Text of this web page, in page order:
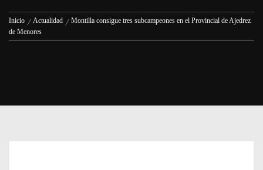
Inicio Actualidad
Montilla consigue tres subcampeones en el Provincial de Ajedrez
de Menores